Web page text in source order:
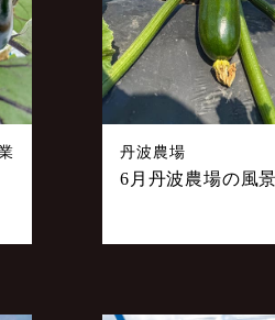
丹波農場
6月丹波農場の風景